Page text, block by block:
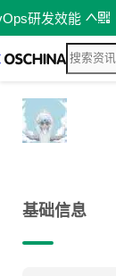
研发效能
基础信息